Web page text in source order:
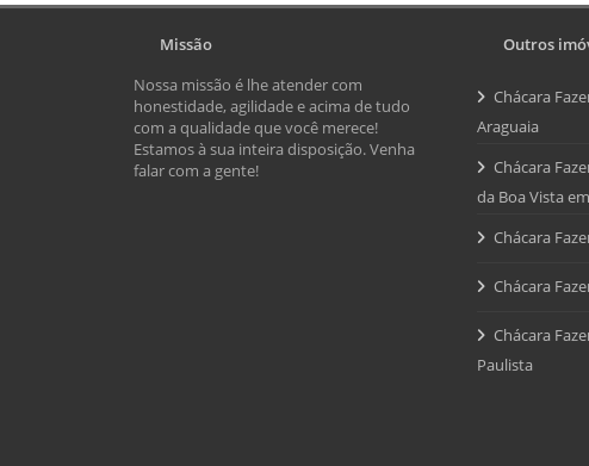
Missão
Nossa missão é lhe atender com
honestidade, agilidade e acima de tudo
com a qualidade que você merece!
Estamos à sua inteira disposição. Venha
falar com a gente!
Outros
Chácara
Araguaia
Chácara
da Boa Vista
Chácara
Chácara
Chácara
Paulista